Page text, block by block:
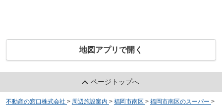
地図アプリで開く
ページトップへ
不動産の窓口株式会社 > 周辺施設案内 > 福岡市南区 > 福岡市南区のスーパー >